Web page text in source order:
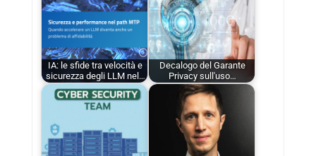
IA: le sfide tra velocità e
sicurezza degli LLM nel…
Decalogo del Garante
Privacy sull'uso…